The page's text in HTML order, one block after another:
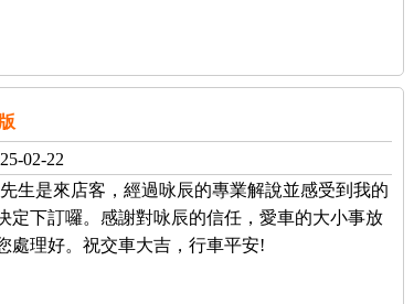
02-22
生是來店客，經過咏辰的專業解說並感受到我的
定下訂囉。感謝對咏辰的信任，愛車的大小事放
處理好。祝交車大吉，行車平安!